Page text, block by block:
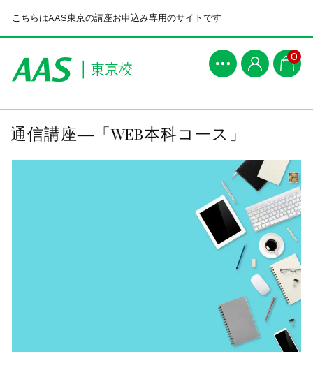
こちらはAAS東京の講座お申込み専用のサイトです
0
通信講座―「WEB本科コース」